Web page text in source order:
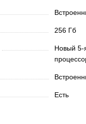
256 Гб
Новый
Есть